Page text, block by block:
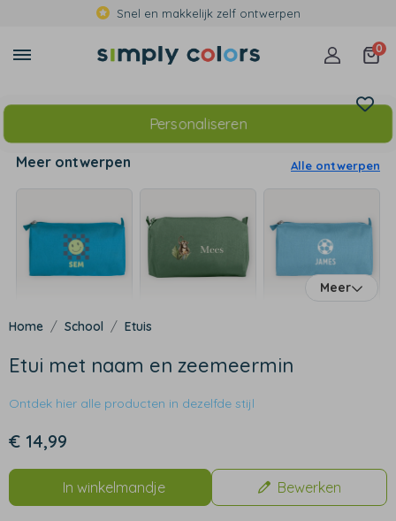
Snel en makkelijk zelf ontwerpen
0
Personaliseren
Meer ontwerpen Alle ontwerpen
Meer
School Etuis
Etui met naam en zeemeermin
Ontdek hier alle producten in dezelfde stijl
€ 14,99
In winkelmandje Bewerken